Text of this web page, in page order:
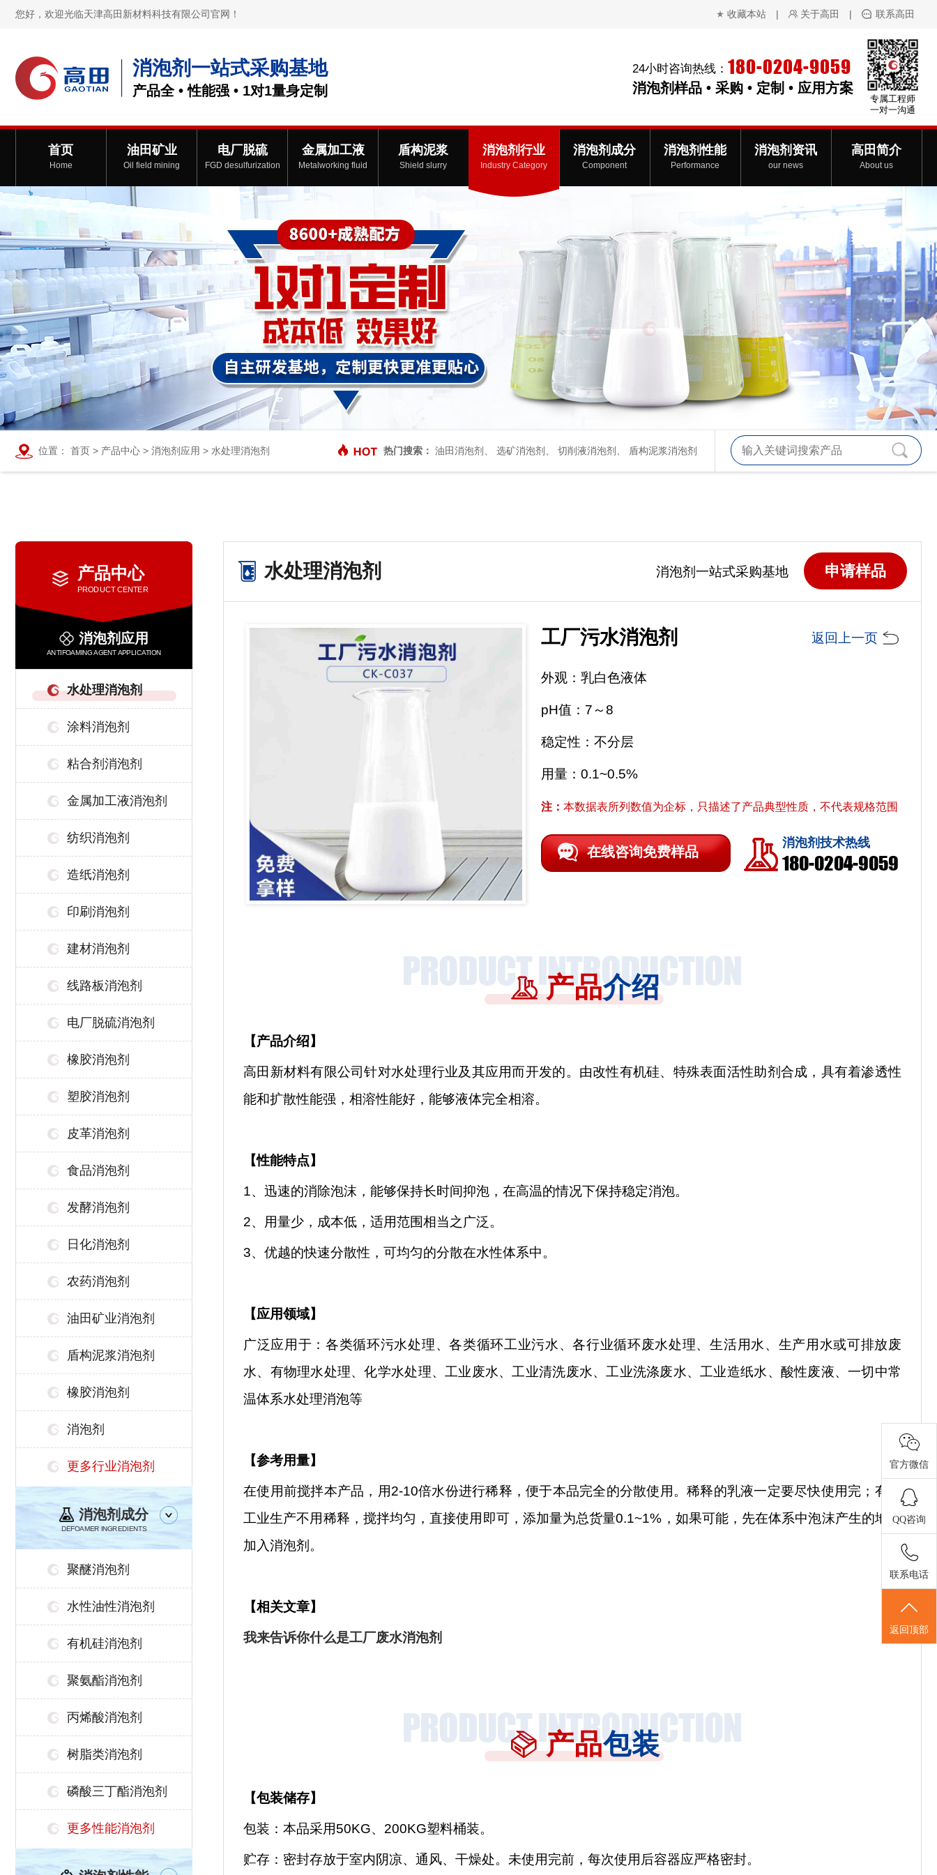
您好，欢迎光临天津高田新材料科技有限公司官网！ 收藏本站 | 关于高田 | 联系高田
消泡剂一站式采购基地
产品全 • 性能强 • 1对1量身定制
24小时咨询热线： 180-0204-9059
消泡剂样品 • 采购 • 定制 • 应用方案
专属工程师
一对一沟通
首页
Home
油田矿业
Oil field mining
电厂脱硫
FGD desulfurization
金属加工液
Metalworking fluid
盾构泥浆
Shield slurry
消泡剂行业
Industry Category
消泡剂成分
Component
消泡剂性能
Performance
消泡剂资讯
our news
高田简介
About us
位置： 首页 > 产品中心 > 消泡剂应用 > 水处理消泡剂 热门搜索： 油田消泡剂 选矿消泡剂 切削液消泡剂 盾构泥浆消泡剂
产品中心
PRODUCT CENTER
消泡剂应用
ANTIFOAMING AGENT APPLICATION
水处理消泡剂
涂料消泡剂
粘合剂消泡剂
金属加工液消泡剂
纺织消泡剂
造纸消泡剂
印刷消泡剂
建材消泡剂
线路板消泡剂
电厂脱硫消泡剂
橡胶消泡剂
塑胶消泡剂
皮革消泡剂
食品消泡剂
发酵消泡剂
日化消泡剂
农药消泡剂
油田矿业消泡剂
盾构泥浆消泡剂
橡胶消泡剂
消泡剂
更多行业消泡剂
消泡剂成分
DEFOAMER INGREDIENTS
聚醚消泡剂
水性油性消泡剂
有机硅消泡剂
聚氨酯消泡剂
丙烯酸消泡剂
树脂类消泡剂
磷酸三丁酯消泡剂
更多性能消泡剂
水处理消泡剂 消泡剂一站式采购基地 申请样品
工厂污水消泡剂 返回上一页
外观：乳白色液体
pH值：7～8
稳定性：不分层
用量：0.1~0.5%
注： 本数据表所列数值为企标，只描述了产品典型性质，不代表规格范围
在线咨询免费样品
消泡剂技术热线
180-0204-9059
产品介绍
【产品介绍】
高田新材料有限公司针对水处理行业及其应用而开发的。由改性有机硅、特殊表面活性助剂合成，具有着渗透性
能和扩散性能强，相溶性能好，能够液体完全相溶。
【性能特点】
1、 迅速的消除泡沫，能够保持长时间抑泡，在高温的情况下保持稳定消泡。
2、 用量少，成本低，适用范围相当之广泛。
3、优越的快速分散性，可均匀的分散在水性体系中。
【应用领域】
广泛应用于：各类循环污水处理、各类循环工业污水、各行业循环废水处理、生活用水、生产用水或可排放废
水、有物理水处理、化学水处理、工业废水、工业清洗废水、工业洗涤废水、工业造纸水、酸性废液、一切中常
温体系水处理消泡等
【参考用量】
在使用前搅拌本产品，用2-10倍水份进行稀释，便于本品完全的分散使用。稀释的乳液一定要尽快使用完；有些
工业生产不用稀释，搅拌均匀，直接使用即可，添加量为总货量0.1~1%，如果可能，先在体系中泡沫产生的地方
加入消泡剂。
【相关文章】
我来告诉你什么是工厂废水消泡剂
产品包装
【包装储存】
包装：本品采用50KG、200KG塑料桶装。
贮存：密封存放于室内阴凉、通风、干燥处。未使用完前，每次使用后容器应严格密封。
官方微信
QQ咨询
联系电话
返回顶部